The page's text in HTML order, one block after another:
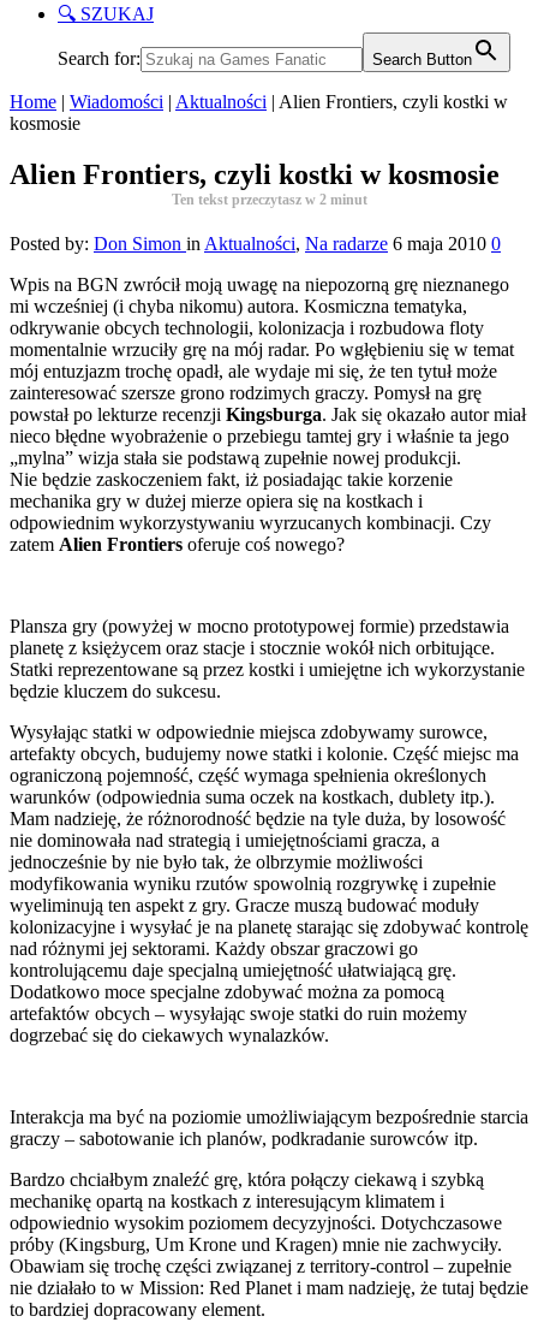
🔍 SZUKAJ
Search for: Search Button
Home | Wiadomości | Aktualności | Alien Frontiers, czyli kostki w
kosmosie
Alien Frontiers, czyli kostki w kosmosie
Ten tekst przeczytasz w 2 minut
Posted by: Don Simon in Aktualności, Na radarze 6 maja 2010 0
Wpis na BGN zwrócił moją uwagę na niepozorną grę nieznanego
mi wcześniej (i chyba nikomu) autora. Kosmiczna tematyka,
odkrywanie obcych technologii, kolonizacja i rozbudowa floty
momentalnie wrzuciły grę na mój radar. Po wgłębieniu się w temat
mój entuzjazm trochę opadł, ale wydaje mi się, że ten tytuł może
zainteresować szersze grono rodzimych graczy. Pomysł na grę
powstał po lekturze recenzji Kingsburga. Jak się okazało autor miał
nieco błędne wyobrażenie o przebiegu tamtej gry i właśnie ta jego
„mylna” wizja stała sie podstawą zupełnie nowej produkcji.
Nie będzie zaskoczeniem fakt, iż posiadając takie korzenie
mechanika gry w dużej mierze opiera się na kostkach i
odpowiednim wykorzystywaniu wyrzucanych kombinacji. Czy
zatem Alien Frontiers oferuje coś nowego?
Plansza gry (powyżej w mocno prototypowej formie) przedstawia
planetę z księżycem oraz stacje i stocznie wokół nich orbitujące.
Statki reprezentowane są przez kostki i umiejętne ich wykorzystanie
będzie kluczem do sukcesu.
Wysyłając statki w odpowiednie miejsca zdobywamy surowce,
artefakty obcych, budujemy nowe statki i kolonie. Część miejsc ma
ograniczoną pojemność, część wymaga spełnienia określonych
warunków (odpowiednia suma oczek na kostkach, dublety itp.).
Mam nadzieję, że różnorodność będzie na tyle duża, by losowość
nie dominowała nad strategią i umiejętnościami gracza, a
jednocześnie by nie było tak, że olbrzymie możliwości
modyfikowania wyniku rzutów spowolnią rozgrywkę i zupełnie
wyeliminują ten aspekt z gry. Gracze muszą budować moduły
kolonizacyjne i wysyłać je na planetę starając się zdobywać kontrolę
nad różnymi jej sektorami. Każdy obszar graczowi go
kontrolującemu daje specjalną umiejętność ułatwiającą grę.
Dodatkowo moce specjalne zdobywać można za pomocą
artefaktów obcych – wysyłając swoje statki do ruin możemy
dogrzebać się do ciekawych wynalazków.
Interakcja ma być na poziomie umożliwiającym bezpośrednie starcia
graczy – sabotowanie ich planów, podkradanie surowców itp.
Bardzo chciałbym znaleźć grę, która połączy ciekawą i szybką
mechanikę opartą na kostkach z interesującym klimatem i
odpowiednio wysokim poziomem decyzyjności. Dotychczasowe
próby (Kingsburg, Um Krone und Kragen) mnie nie zachwyciły.
Obawiam się trochę części związanej z territory-control – zupełnie
nie działało to w Mission: Red Planet i mam nadzieję, że tutaj będzie
to bardziej dopracowany element.